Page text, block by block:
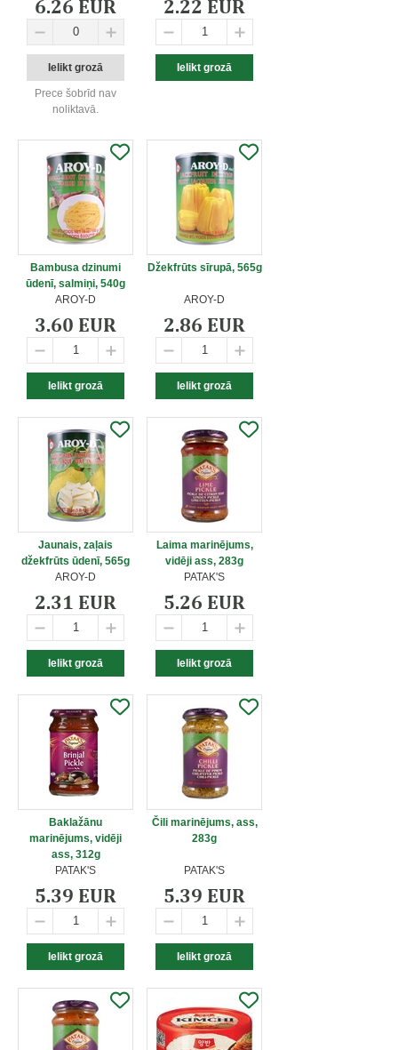
6.26 EUR
Prece šobrīd nav
noliktavā.
2.22 EUR
Bambusa dzinumi
ūdenī, salmiņi, 540g
AROY-D
3.60 EUR
Džekfrūts sīrupā, 565g
AROY-D
2.86 EUR
Jaunais, zaļais
džekfrūts ūdenī, 565g
AROY-D
2.31 EUR
Laima marinējums,
vidēji ass, 283g
PATAK'S
5.26 EUR
Baklažānu
marinējums, vidēji
ass, 312g
PATAK'S
5.39 EUR
Čili marinējums, ass,
283g
PATAK'S
5.39 EUR